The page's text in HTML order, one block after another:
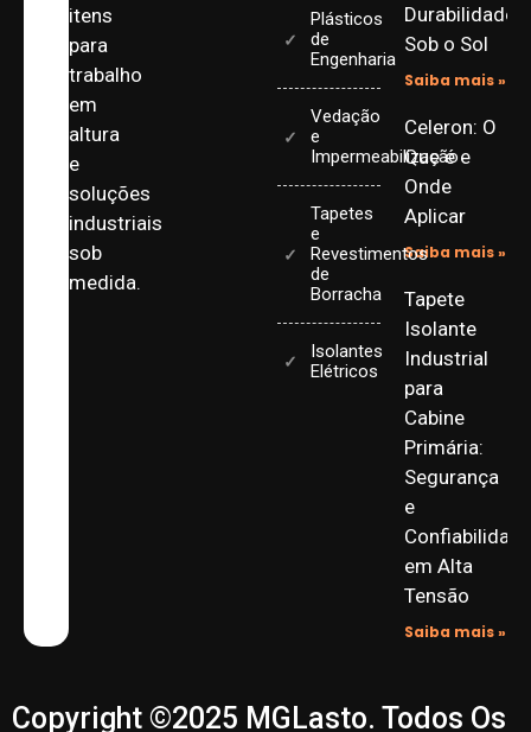
itens
para
trabalho
em
altura
e
soluções
industriais
sob
medida.
Plásticos
de
Engenharia
Vedação
e
Impermeabilização
Tapetes
e
Revestimentos
de
Borracha
Isolantes
Elétricos
Durabilidade
Sob o Sol
Saiba mais »
Celeron: O
Que é e
Onde
Aplicar
Saiba mais »
Tapete
Isolante
Industrial
para
Cabine
Primária:
Segurança
e
Confiabilidade
em Alta
Tensão
Saiba mais »
Copyright ©2025 MGLasto. Todos Os